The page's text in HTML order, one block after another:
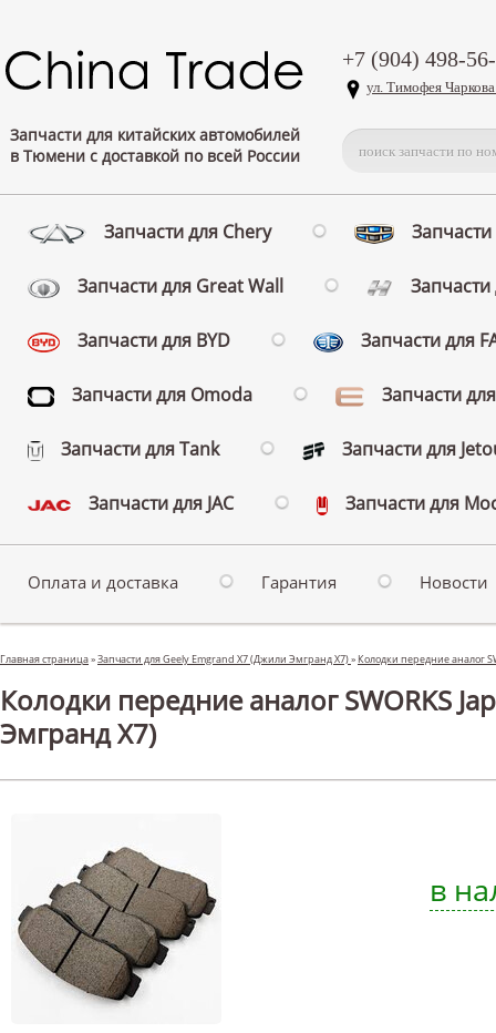
Запчасти для китайских автомобилей
в Тюмени с доставкой по всей России
+7 (904) 498-
ул. Тимофея
Запчасти для Chery
Запчасти для Great Wall
Запчасти для BYD Запчасти для
Запчасти для Omoda Запчасти
Запчасти для Tank Запчасти для
Запчасти для JAC Запчасти для
Оплата и доставка Гарантия Новости
Главная страница»Запчасти для Geely Emgrand X7 (Джили Эмгранд Х7)» Колодки передние аналог
Колодки передние аналог SWORKS
Эмгранд Х7)
в